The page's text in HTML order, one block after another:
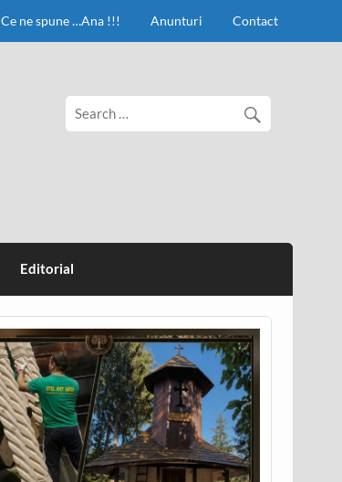
Ce ne spune …Ana !!! Anunturi Contact
Editorial